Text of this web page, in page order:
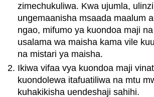
zimechukuliwa. Kwa ujumla,
ungemaanisha msaada maalum
ngao, mifumo ya kuondoa maji
usalama wa maisha kama vile
na mistari ya maisha.
Ikiwa vifaa vya kuondoa maji
kuondolewa itafuatiliwa na mtu
kuhakikisha uendeshaji sahihi.